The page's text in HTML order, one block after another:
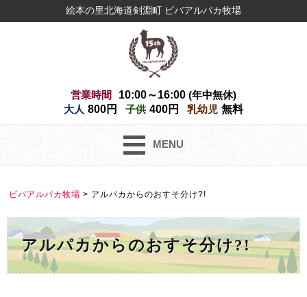
絵本の里北海道剣淵町 ビバアルパカ牧場
営業時間 10:00～16:00 (年中無休)
大人 800円 子供 400円 乳幼児 無料
MENU
ビバアルパカ牧場 > アルパカからのおすそ分け?!
アルパカからのおすそ分け?!